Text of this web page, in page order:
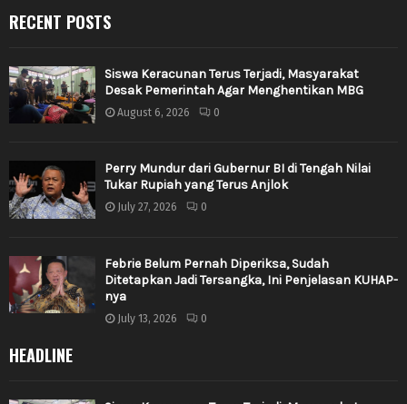
RECENT POSTS
Siswa Keracunan Terus Terjadi, Masyarakat
Desak Pemerintah Agar Menghentikan MBG
August 6, 2026 0
Perry Mundur dari Gubernur BI di Tengah Nilai
Tukar Rupiah yang Terus Anjlok
July 27, 2026 0
Febrie Belum Pernah Diperiksa, Sudah
Ditetapkan Jadi Tersangka, Ini Penjelasan KUHAP-
nya
July 13, 2026 0
HEADLINE